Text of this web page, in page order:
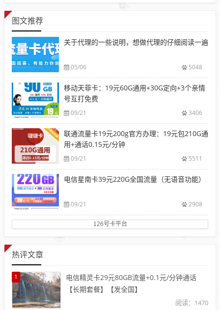
图文推荐
关于代理的一些说明，想做代理的仔细阅读一遍
05/06 5048
移动天菲卡：19元60G通用+30G定向+3个亲情
号互打免费
09/21 3406
联通流量卡19元200g官方办理：19元包210G通
用+通话0.15元/分钟
09/21 5511
电信星南卡39元220G全国流量（无语音功能）
09/21 2908
126号卡平台
热评文章
1
电信精灵卡29元80GB流量+0.1元/分钟通话
【长期套餐】【发全国】
阅读：1470